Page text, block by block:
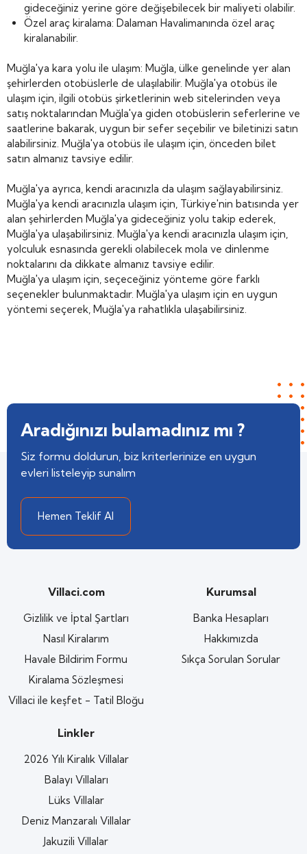
gideceğiniz yerine göre değişebilecek bir maliyeti olabilir.
Özel araç kiralama: Dalaman Havalimanında özel araç
kiralanabilir.
Muğla'ya kara yolu ile ulaşım: Muğla, ülke genelinde yer alan
şehirlerden otobüslerle de ulaşılabilir. Muğla'ya otobüs ile
ulaşım için, ilgili otobüs şirketlerinin web sitelerinden veya
satış noktalarından Muğla'ya giden otobüslerin seferlerine ve
saatlerine bakarak, uygun bir sefer seçebilir ve biletinizi satın
alabilirsiniz. Muğla'ya otobüs ile ulaşım için, önceden bilet
satın almanız tavsiye edilir.
Muğla'ya ayrıca, kendi aracınızla da ulaşım sağlayabilirsiniz.
Muğla'ya kendi aracınızla ulaşım için, Türkiye'nin batısında yer
alan şehirlerden Muğla'ya gideceğiniz yolu takip ederek,
Muğla'ya ulaşabilirsiniz. Muğla'ya kendi aracınızla ulaşım için,
yolculuk esnasında gerekli olabilecek mola ve dinlenme
noktalarını da dikkate almanız tavsiye edilir.
Muğla'ya ulaşım için, seçeceğiniz yönteme göre farklı
seçenekler bulunmaktadır. Muğla'ya ulaşım için en uygun
yöntemi seçerek, Muğla'ya rahatlıkla ulaşabilirsiniz.
Aradığınızı bulamadınız mı ?
Siz formu doldurun, biz kriterlerinize en uygun
evleri listeleyip sunalım
Hemen Teklif Al
Villaci.com
Gizlilik ve İptal Şartları
Nasıl Kiralarım
Havale Bildirim Formu
Kiralama Sözleşmesi
Villaci ile keşfet - Tatil Bloğu
Kurumsal
Banka Hesapları
Hakkımızda
Sıkça Sorulan Sorular
Linkler
2026 Yılı Kiralık Villalar
Balayı Villaları
Lüks Villalar
Deniz Manzaralı Villalar
Jakuzili Villalar